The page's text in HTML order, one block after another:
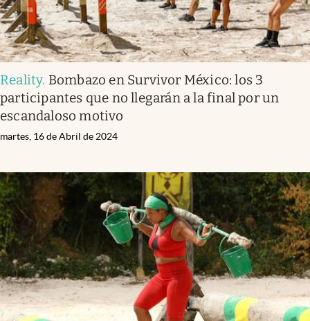
Reality. Bombazo en Survivor México: los 3
participantes que no llegarán a la final por un
escandaloso motivo
martes, 16 de Abril de 2024